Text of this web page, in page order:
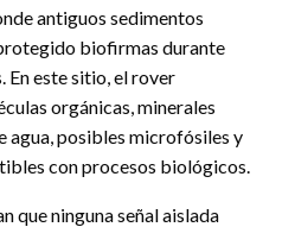
antiguos sedimentos
biofirmas durante
En este sitio, el rover
orgánicas, minerales
agua, posibles microfósiles y
con procesos biológicos.
que ninguna señal aislada